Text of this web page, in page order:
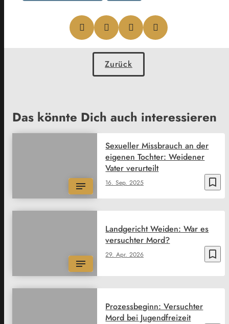
Zurück
Das könnte Dich auch interessieren
bookmark_border
16. Sep. 2025
Sexueller Missbrauch an der
eigenen Tochter: Weidener
Vater verurteilt
bookmark_border
29. Apr. 2026
Landgericht Weiden: War es
versuchter Mord?
Prozessbeginn: Versuchter
Mord bei Jugendfreizeit